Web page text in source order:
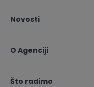
Novosti
O Agenciji
Što radimo